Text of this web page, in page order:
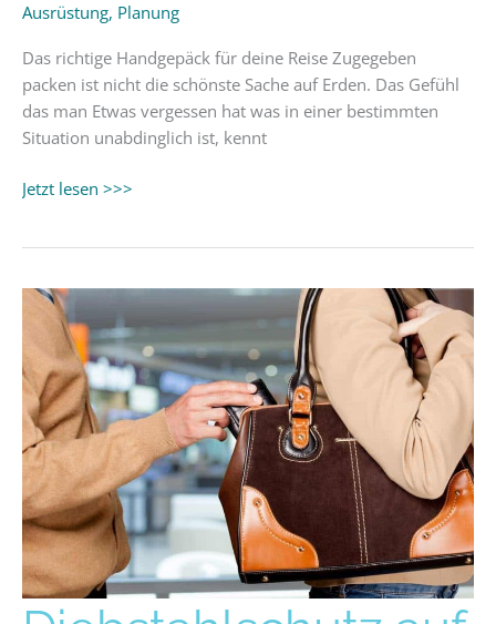
Ausrüstung, Planung
Das richtige Handgepäck für deine Reise Zugegeben
packen ist nicht die schönste Sache auf Erden. Das Gefühl
das man Etwas vergessen hat was in einer bestimmten
Situation unabdinglich ist, kennt
Jetzt lesen >>>
Diebstahlschutz